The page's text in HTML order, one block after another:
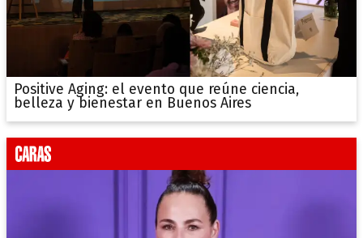
Positive Aging: el evento que reúne ciencia,
belleza y bienestar en Buenos Aires